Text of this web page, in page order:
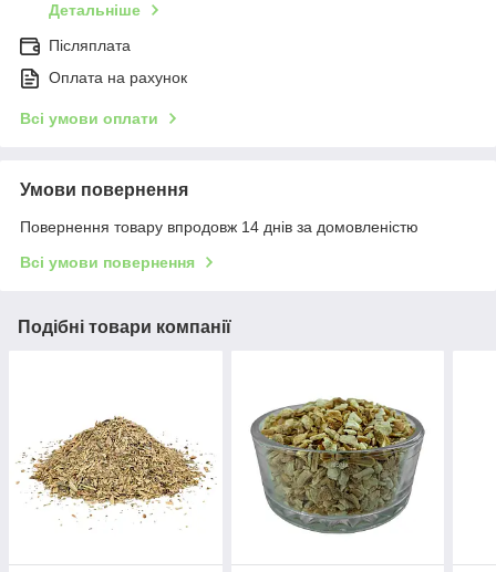
Детальніше
Післяплата
Оплата на рахунок
Всі умови оплати
Умови повернення
Повернення товару впродовж 14 днів за домовленістю
Всі умови повернення
Подібні товари компанії